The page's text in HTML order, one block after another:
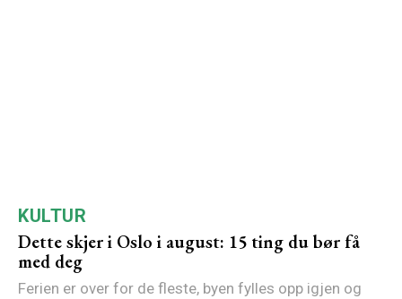
KULTUR
Dette skjer i Oslo i august: 15 ting du bør få
med deg
Ferien er over for de fleste, byen fylles opp igjen og